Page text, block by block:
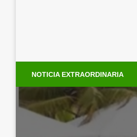
NOTICIA EXTRAORDINARIA